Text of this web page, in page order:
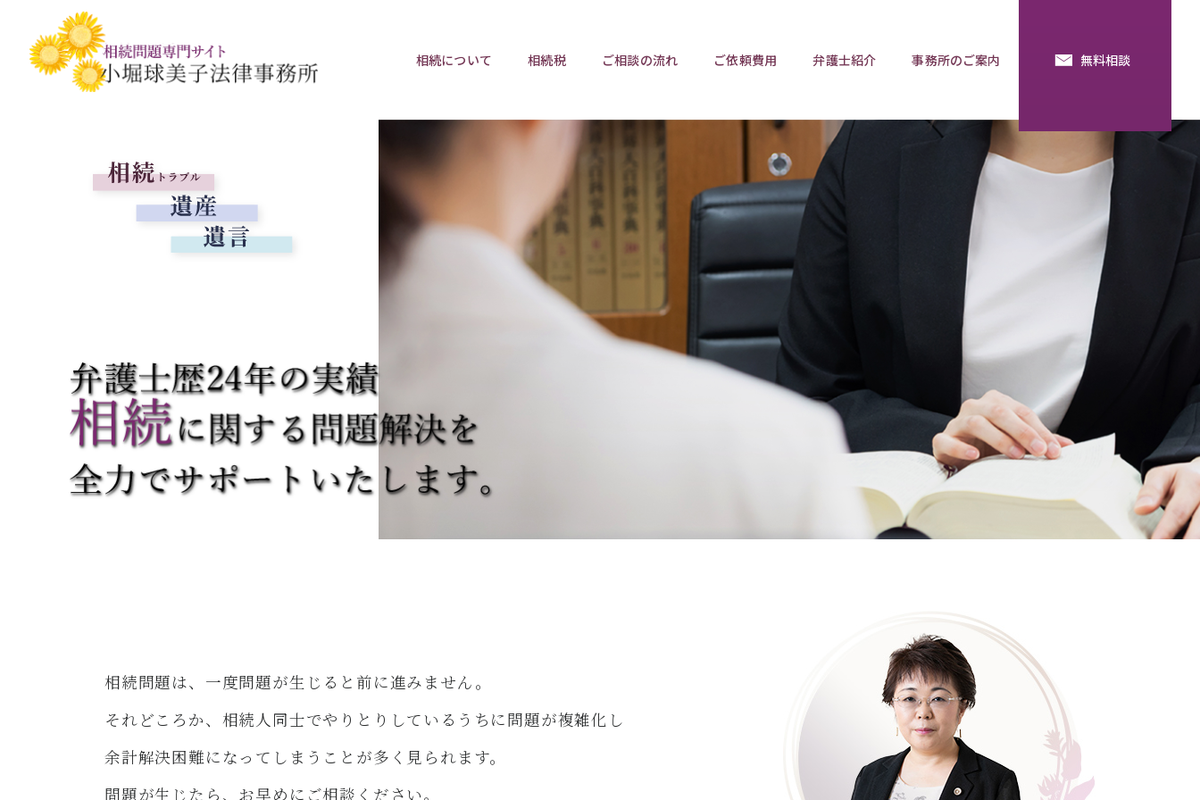
相続について
相続トラブルチェックリスト 遺言相続・法定相続 預金の使い込み
相談事例 相談関連書式ダウンロード 任意後見制度 遺産分割調停
相続税
相続税と遺産分割
ご相談の流れ ご依頼費用 弁護士紹介 事務所のご案内 無料相談
相続問題は、一度問題が生じると前に進みません。
それどころか、相続人同士でやりとりしているうちに問題が複雑化し
余計解決困難になってしまうことが多く見られます。
問題が生じたら、お早めにご相談ください。